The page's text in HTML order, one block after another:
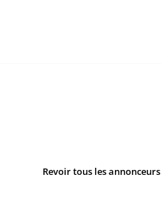
Revoir tous les annonceurs